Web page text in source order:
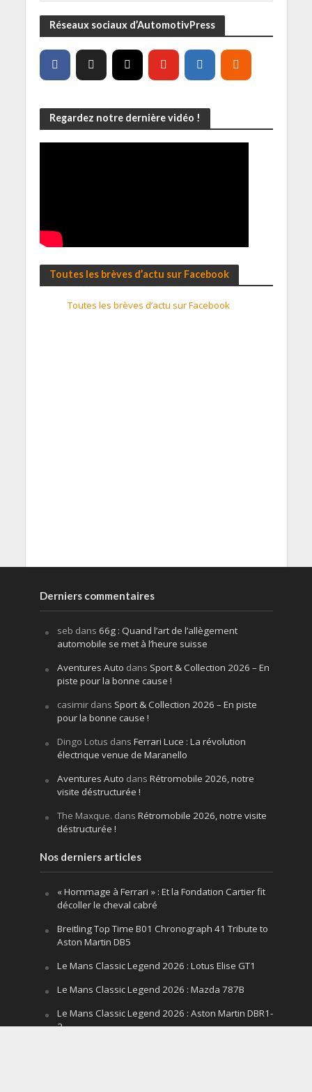
Réseaux sociaux d’AutomotivPress
Regardez notre dernière vidéo !
Toutes les brèves d’actu sur Facebook
Toutes les brèves d’actu sur Facebook
Derniers commentaires
seb dans 66g : Quand l’art de l’allègement
automobile se met à l’heure suisse
Aventures Auto dans Sport & Collection 2026 – En
piste pour la bonne cause !
casimirdans Sport & Collection 2026 – En piste
pour la bonne cause !
Dingo Lotus dans Ferrari Luce : La révolution
électrique venue de Maranello
Aventures Auto dans Rétromobile 2026, notre
visite déstructurée !
The Maxque. dans Rétromobile 2026, notre visite
déstructurée !
Nos derniers articles
« Hommage à Ferrari » : Et la Fondation Cartier fit
décoller le cheval cabré
Breitling Top Time B01 Chronograph 41 Tribute to
Aston Martin DB5
Le Mans Classic Legend 2026 : Lotus Elise GT1
Le Mans Classic Legend 2026 : Mazda 787B
Le Mans Classic Legend 2026 : Aston Martin DBR1-
2